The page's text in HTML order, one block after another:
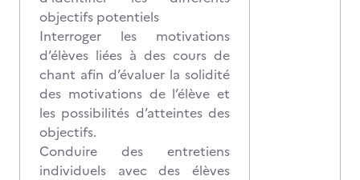
objectifs potentiels
Interroger les motivations
d’élèves liées à des cours de
chant afin d’évaluer la solidité
des motivations de l’élève et
les possibilités d’atteintes des
objectifs.
Conduire des entretiens
individuels avec des élèves